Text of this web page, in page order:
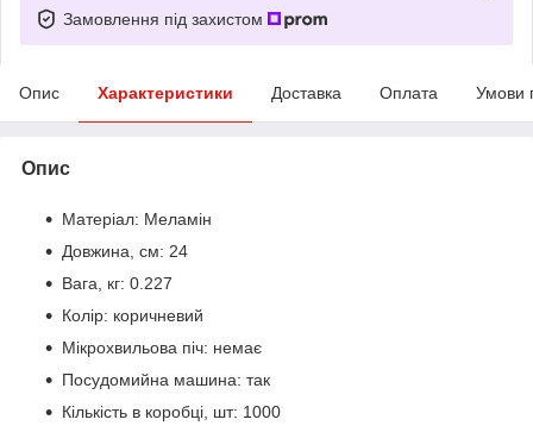
Замовлення під захистом
Опис Характеристики Доставка Оплата Умови
Опис
Матеріал: Меламін
Довжина, см: 24
Вага, кг: 0.227
Колір: коричневий
Мікрохвильова піч: немає
Посудомийна машина: так
Кількість в коробці, шт: 1000